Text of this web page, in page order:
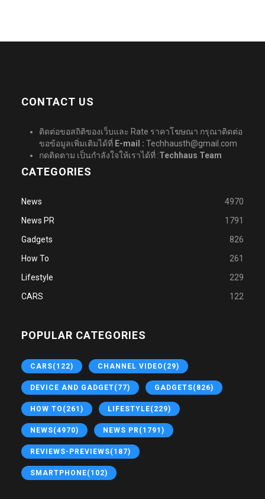
CONTACT US
ติดต่อขอสถิติของเว็บและ Rate ราคาโฆษณา กรุณาติดต่อ
ขอข้อมูลเพิ่มเติมได้ที่ E-mail : Techhausth@gmail.com
กดติดตาม เป็นกำลังใจให้เราได้ที่ :Techhaus Team
CATEGORIES
News
4970
News PR
1791
Gadgets
826
How To
261
Lifestyle
229
CARS
122
POPULAR CATEGORIES
CARS(122) CHANNEL VIDEO (29)
DEVICE AND GADGET(77) GADGETS(826)
HOW TO (261) LIFESTYLE(229)
NEWS(4970) NEWS PR(1791)
REVIEWS-PREVIEWS(187)
SMARTPHONE(102)